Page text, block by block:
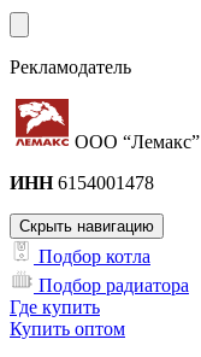
Рекламодатель
ООО “Лемакс”
ИНН6154001478
Скрыть навигацию
Подбор котла
Подбор радиатора
Где купить
Купить оптом